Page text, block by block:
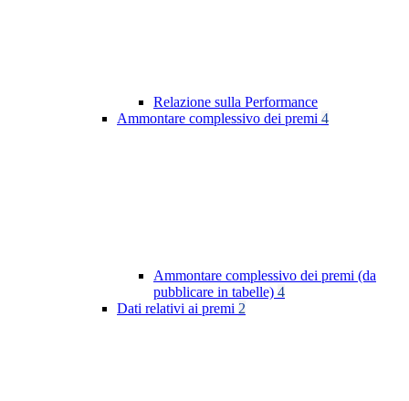
Relazione sulla Performance
Ammontare complessivo dei premi 4
Ammontare complessivo dei premi (da
pubblicare in tabelle) 4
Dati relativi ai premi 2